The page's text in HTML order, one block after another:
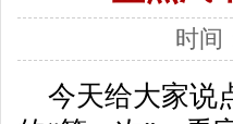
时间
今天给大家说